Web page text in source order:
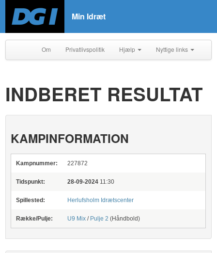
Min Idræt
Om Privatlivspolitik Hjælp Nyttige links
INDBERET RESULTAT
KAMPINFORMATION
Kampnummer: 227872
Tidspunkt: 28-09-2024 11:30
Spillested: Herlufsholm Idrætscenter
Række/Pulje: U9 Mix/ Pulje 2(Håndbold)